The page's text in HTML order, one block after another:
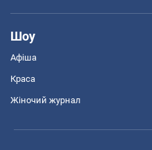
Шоу
Афіша
Краса
Жіночий журнал